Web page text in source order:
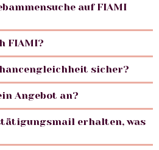
auf FIAMI
FIAMI?
sicher?
Angebot an?
erhalten, was